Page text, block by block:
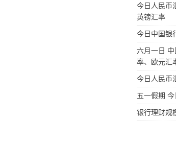
今日人民币
英镑汇率
今日中国银
六月一日
率、欧元汇
今日人民币
五一假期
银行理财规